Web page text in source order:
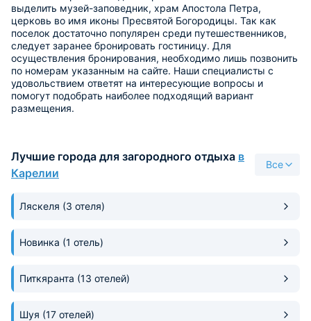
выделить музей-заповедник, храм Апостола Петра,
церковь во имя иконы Пресвятой Богородицы. Так как
поселок достаточно популярен среди путешественников,
следует заранее бронировать гостиницу. Для
осуществления бронирования, необходимо лишь позвонить
по номерам указанным на сайте. Наши специалисты с
удовольствием ответят на интересующие вопросы и
помогут подобрать наиболее подходящий вариант
размещения.
Лучшие города для загородного отдыха в
Карелии
Все
Ляскеля (3 отеля)
Новинка (1 отель)
Питкяранта (13 отелей)
Шуя (17 отелей)